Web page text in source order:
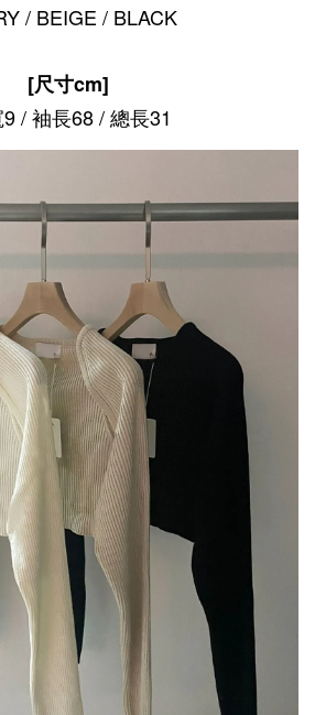
/ BEIGE / BLACK
[尺寸cm]
/ 袖長68 / 總長31